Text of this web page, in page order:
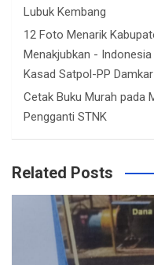
Lubuk Kembang
12 Foto Menarik
Menakjubkan - Indonesia
Kasad Satpol-PP
Cetak Buku Murah pada
Pengganti STNK
Related Posts